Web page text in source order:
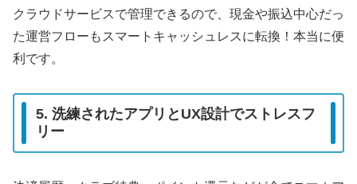
クラウドサービスで管理できるので、現金や振込中心だっ
た運営フローもスマートキャッシュレスに転換！本当に便
利です。
5. 洗練されたアプリとUX設計でストレスフ
リー